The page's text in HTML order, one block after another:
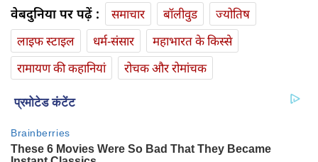
वेबदुनिया पर पढ़ें : समाचार बॉलीवुड
ज्योतिष
लाइफ स्‍टाइल
धर्म-संसार
महाभारत के किस्से
रामायण की कहानियां
रोचक और रोमांचक